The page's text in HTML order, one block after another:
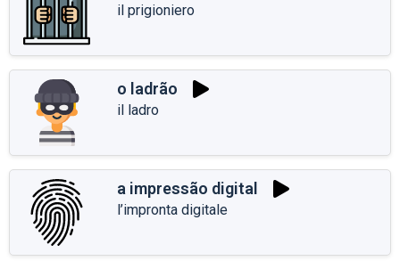
il prigioniero
o ladrão
il ladro
a impressão digital
l’impronta digitale